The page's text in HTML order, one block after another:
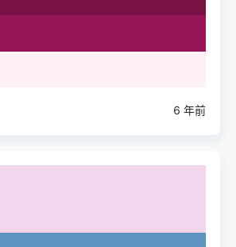
6 年前